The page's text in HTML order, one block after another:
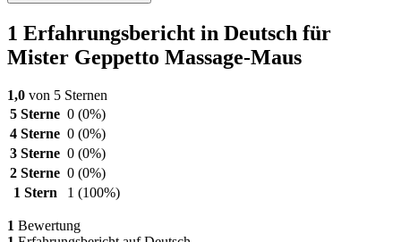
1 Erfahrungsbericht in Deutsch für
Mister Geppetto Massage-Maus
1,0 von 5 Sternen
5 Sterne 0 (0%)
4 Sterne 0 (0%)
3 Sterne 0 (0%)
2 Sterne 0 (0%)
1 Stern
1 (100%)
1 Bewertung